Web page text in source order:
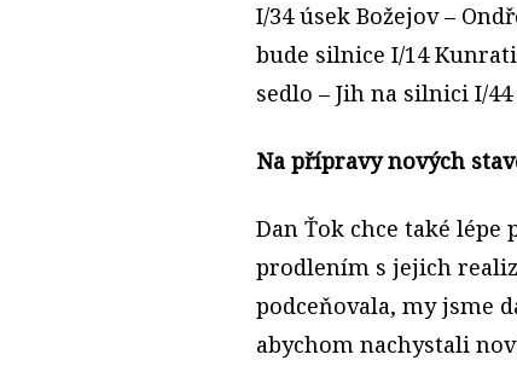
I/34 úsek Božejov –
bude silnice I/14
sedlo – Jih na silnici I/
Na přípravy nových
Dan Ťok chce také lépe
prodlením s jejich
podceňovala, my jsme
abychom nachystali